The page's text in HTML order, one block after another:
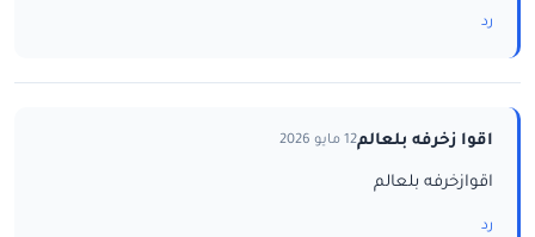
رد
اقوا زخرفه بلعالم12 مايو 2026
اقوازخرفه بلعالم
رد